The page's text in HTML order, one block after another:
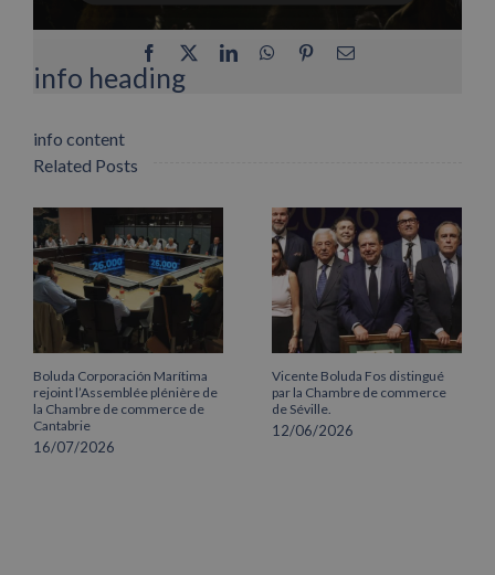
info heading
info content
Facebook LinkedInWhatsApp
PinterestEmail
Related Posts
Boluda Corporación Marítima
rejoint l’Assemblée plénière de
la Chambre de commerce de
Cantabrie
16/07/2026
Vicente Boluda Fos distingué
par la Chambre de commerce
de Séville.
12/06/2026